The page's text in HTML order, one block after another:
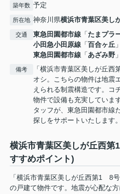
築年数 予定
所在地 神奈川県横浜市青葉区美し
交通 東急田園都市線 「たまプラ
小田急小田原線 「百合ヶ丘
東急田園都市線 「あざみ野
備考
「横浜市青葉区美しが丘
オシ。こちらの物件は地震
えられる制震構造です。コ
物件で設備も充実していま
タッフが、東急田園都市線
探しをサポートいたします
横浜市青葉区美しが丘西
すすめポイント)
「横浜市青葉区美しが丘西第1 8
の戸建て物件です。地震が心配な